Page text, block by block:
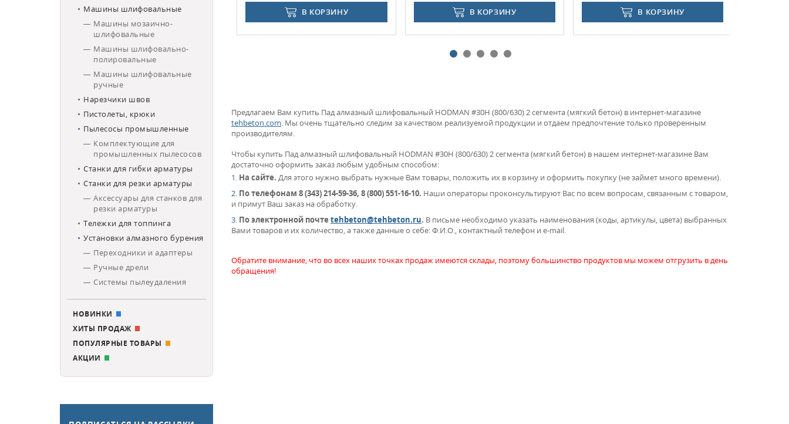
Машины шлифовальные
Машины мозаично-
шлифовальные
Машины шлифовально-
полировальные
Машины шлифовальные
ручные
Нарезчики швов
Пистолеты, крюки
Пылесосы промышленные
Комплектующие для
промышленных пылесосов
Станки для гибки арматуры
Станки для резки арматуры
Аксессуары для станков для
резки арматуры
Тележки для топпинга
Установки алмазного бурения
Переходники и адаптеры
Ручные дрели
Системы пылеудаления
НОВИНКИ
ХИТЫ ПРОДАЖ
ПОПУЛЯРНЫЕ ТОВАРЫ
АКЦИИ
В КОРЗИНУ В КОРЗИНУ В КОРЗИНУ В КОРЗИНУ
Предлагаем Вам купить Пад алмазный шлифовальный HODMAN #30H (800/630) 2 сегмента (мягкий бетон) в интернет-магазине
tehbeton.com. Мы очень тщательно следим за качеством реализуемой продукции и отдаем предпочтение только проверенным
производителям.
Чтобы купить Пад алмазный шлифовальный HODMAN #30H (800/630) 2 сегмента (мягкий бетон) в нашем интернет-магазине Вам
достаточно оформить заказ любым удобным способом:
На сайте. Для этого нужно выбрать нужные Вам товары, положить их в корзину и оформить покупку (не займет много времени).
По телефонам 8 (343) 214-59-36, 8 (800) 551-16-10. Наши операторы проконсультируют Вас по всем вопросам, связанным с товаром,
и примут Ваш заказ на обработку.
По электронной почте tehbeton@tehbeton.ru. В письме необходимо указать наименования (коды, артикулы, цвета) выбранных
Вами товаров и их количество, а также данные о себе: Ф.И.О., контактный телефон и e-mail.
Обратите внимание, что во всех наших точках продаж имеются склады, поэтому большинство продуктов мы можем отгрузить в день
обращения!